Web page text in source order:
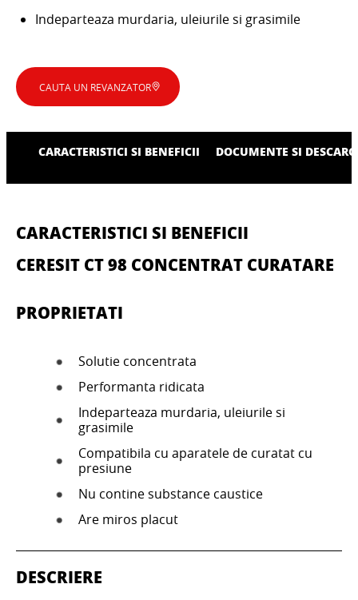
Indeparteaza murdaria, uleiurile si grasimile
CAUTA UN REVANZATOR
CARACTERISTICI SI BENEFICII DOCUMENTE SI
CARACTERISTICI SI BENEFICII
CERESIT CT 98 CONCENTRAT CURATARE
PROPRIETATI
Solutie concentrata
Performanta ridicata
Indeparteaza murdaria, uleiurile si
grasimile
Compatibila cu aparatele de curatat cu
presiune
Nu contine substance caustice
Are miros placut
DESCRIERE